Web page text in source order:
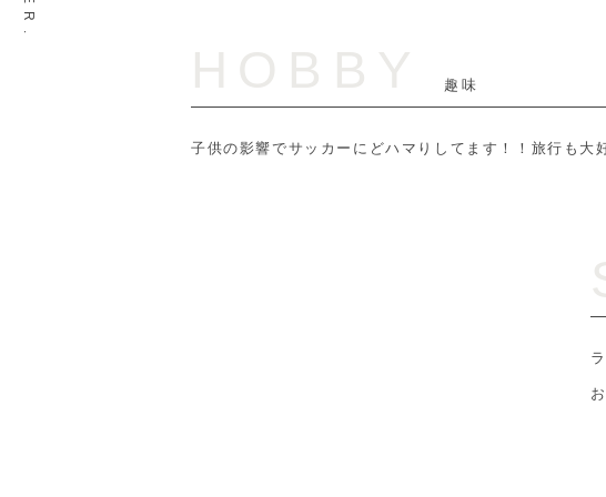
HOBBY 趣味
子供の影響でサッカーにどハマりしてます！！旅行も大